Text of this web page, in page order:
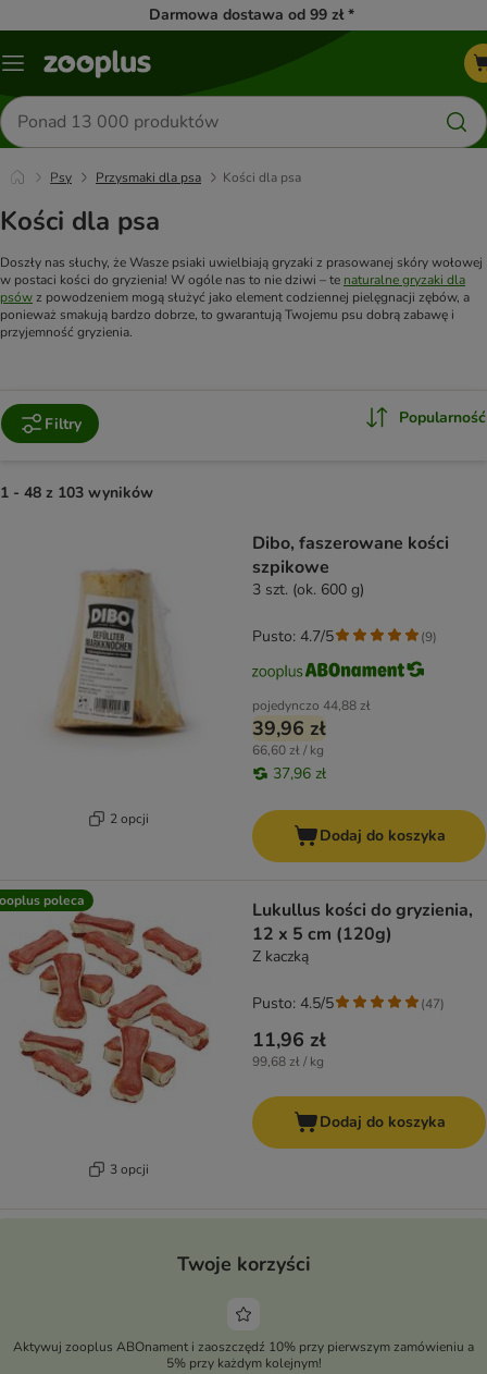
Darmowa dostawa od 99 zł *
Menu
Szukaj
produktów
Psy Przysmaki dla psa Kości dla psa
Kości dla psa
Doszły nas słuchy, że Wasze psiaki uwielbiają gryzaki z prasowanej skóry wołowej
w postaci kości do gryzienia! W ogóle nas to nie dziwi – te naturalne gryzaki dla
psówz powodzeniem mogą służyć jako element codziennej pielęgnacji zębów, a
ponieważ smakują bardzo dobrze, to gwarantują Twojemu psu dobrą zabawę i
przyjemność gryzienia.
Filtry Popularność
1 - 48 z 103 wyników
2 opcji
Dibo, faszerowane kości
szpikowe
3 szt. (ok. 600 g)
pojedynczo 44,88 zł
39,96 zł
66,60 zł / kg
37,96 zł
Pusto: 4.7/5 (9)
Dodaj do koszyka
poleca
3 opcji
Lukullus kości do gryzienia,
12 x 5 cm (120g)
Z kaczką
11,96 zł
99,68 zł / kg
Pusto: 4.5/5 (47)
Dodaj do koszyka
Twoje korzyści
Aktywuj zooplus ABOnament i zaoszczędź 10% przy pierwszym zamówieniu a
5% przy każdym kolejnym!